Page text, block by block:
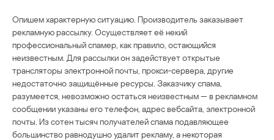
Опишем характерную ситуацию. Производитель заказывает
рекламную рассылку. Осуществляет её некий
профессиональный спамер, как правило, остающийся
неизвестным. Для рассылки он задействует открытые
трансляторы электронной почты, прокси-сервера, другие
недостаточно защищённые ресурсы. Заказчику спама,
разумеется, невозможно остаться неизвестным — в рекламном
сообщении указаны его телефон, адрес вебсайта, электронной
почты. Из сотен тысяч получателей спама подавляющее
большинство равнодушно удалит рекламу, а некоторая